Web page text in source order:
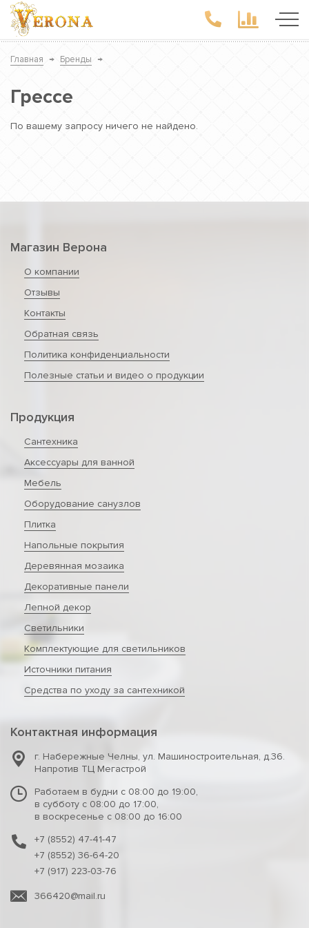
Главная → Бренды →
Грессе
По вашему запросу ничего не найдено.
Магазин Верона
О компании
Отзывы
Контакты
Обратная связь
Политика конфиденциальности
Полезные статьи и видео о продукции
Продукция
Сантехника
Аксессуары для ванной
Мебель
Оборудование санузлов
Плитка
Напольные покрытия
Деревянная мозаика
Декоративные панели
Лепной декор
Светильники
Комплектующие для светильников
Источники питания
Средства по уходу за сантехникой
Контактная информация
г. Набережные Челны, ул. Машиностроительная, д.36.
Напротив ТЦ Мегастрой
Работаем в будни с 08:00 до 19:00,
в субботу с 08:00 до 17:00,
в воскресенье с 08:00 до 16:00
+7 (8552) 47-41-47
+7 (8552) 36-64-20
+7 (917) 223-03-76
366420@mail.ru